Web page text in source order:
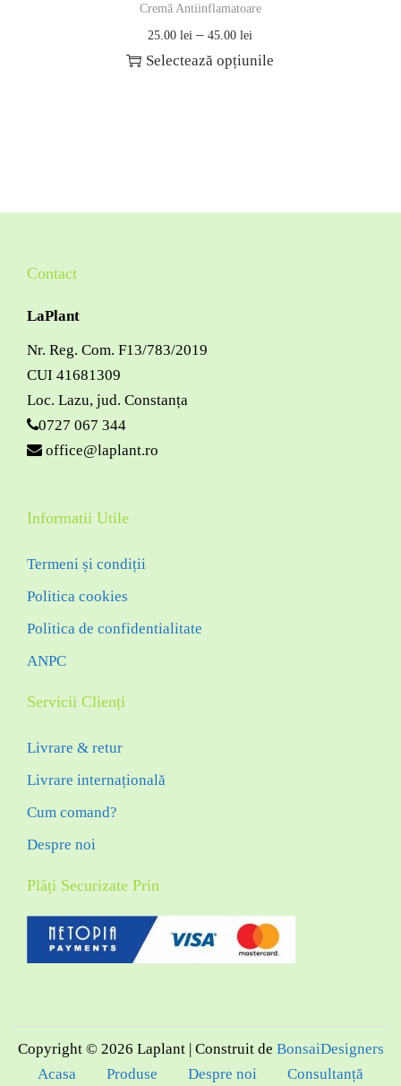
Cremă Antiinflamatoare
25.00lei –45.00lei
Selectează opțiunile
Contact
LaPlant
Nr. Reg. Com. F13/783/2019
CUI 41681309
Loc. Lazu, jud. Constanța
0727 067 344
office@laplant.ro
Informatii Utile
Termeni și condiții
Politica cookies
Politica de confidentialitate
ANPC
Servicii Clienți
Livrare & retur
Livrare internațională
Cum comand?
Despre noi
Plăți Securizate Prin
Copyright © 2026 Laplant| Construit de BonsaiDesigners
Acasa
Produse Despre noi Consultanță